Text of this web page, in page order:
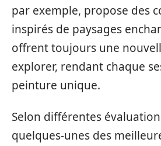
par exemple, propose des
inspirés de paysages
offrent toujours une
explorer, rendant chaque
peinture unique.
Selon différentes
quelques-unes des